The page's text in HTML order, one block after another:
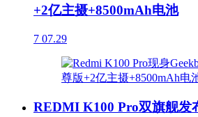
+2亿主摄+8500mAh电池
7 07.29
REDMI K100 Pro双旗舰发